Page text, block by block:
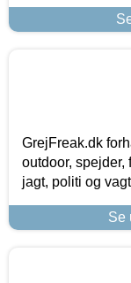
GrejFreak.dk
outdoor,
jagt, politi og
Se